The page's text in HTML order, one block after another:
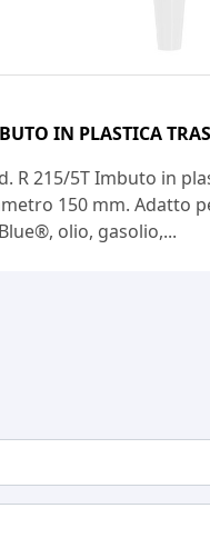
IN PLASTICA
R 215/5T Imbuto in
150 mm. Adatto
olio, gasolio,...